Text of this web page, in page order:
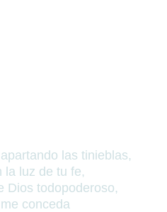
las tinieblas,
la luz de tu fe,
Dios todopoderoso,
conceda